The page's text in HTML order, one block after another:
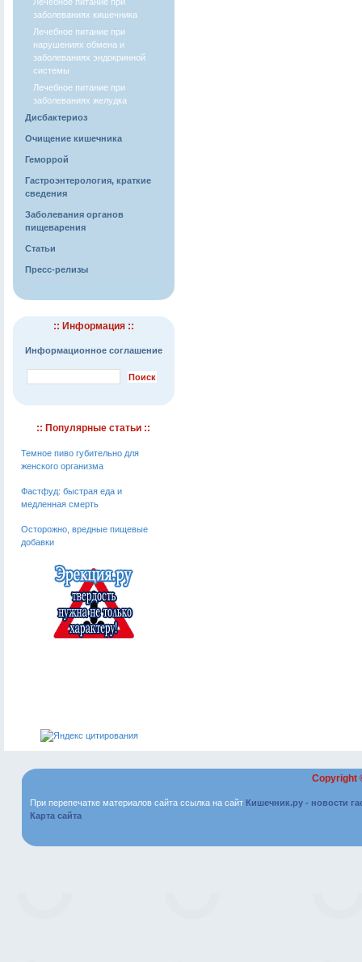
заболеваниях кишечника
Лечебное питание при
нарушениях обмена и
заболеваниях эндокринной
системы
Лечебное питание при
заболеваниях желудка
Дисбактериоз
Очищение кишечника
Геморрой
Гастроэнтерология, краткие
сведения
Заболевания органов
пищеварения
Статьи
Пресс-релизы
:: Информация ::
Информационное соглашение
:: Популярные статьи ::
Темное пиво губительно для
женского организма
Фастфуд: быстрая еда и
медленная смерть
Осторожно, вредные пищевые
добавки
Copyright
При перепечатке материалов сайта ссылка на сайт Кишечник.ру - новости
Карта сайта